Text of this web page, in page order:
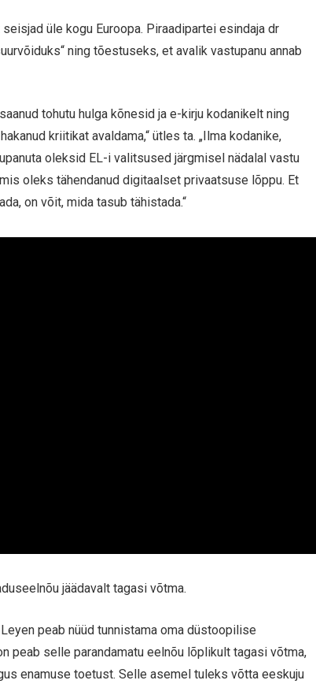
üle kogu Euroopa. Piraadipartei esindaja dr
ning tõestuseks, et avalik vastupanu annab
tohutu hulga kõnesid ja e-kirju kodanikelt ning
kriitikat avaldama,“ ütles ta. „Ilma kodanike,
oleksid EL-i valitsused järgmisel nädalal vastu
oleks tähendanud digitaalset privaatsuse lõppu. Et
on võit, mida tasub tähistada.“
jäädavalt tagasi võtma.
peab nüüd tunnistama oma düstoopilise
peab selle parandamatu eelnõu lõplikult tagasi võtma,
enamuse toetust. Selle asemel tuleks võtta eeskuju